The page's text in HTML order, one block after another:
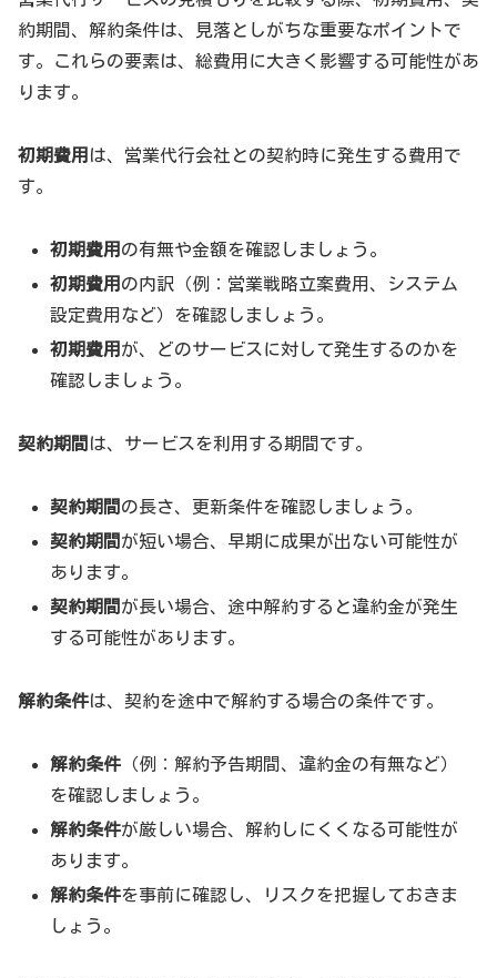
約期間、解約条件は、見落としがちな重要なポイントで
す。これらの要素は、総費用に大きく影響する可能性があ
ります。
初期費用 は、営業代行会社との契約時に発生する費用で
す。
初期費用 の有無や金額を確認しましょう。
初期費用 の内訳（例：営業戦略立案費用、システム
設定費用など）を確認しましょう。
初期費用 が、どのサービスに対して発生するのかを
確認しましょう。
契約期間 は、サービスを利用する期間です。
契約期間 の長さ、更新条件を確認しましょう。
契約期間 が短い場合、早期に成果が出ない可能性が
あります。
契約期間 が長い場合、途中解約すると違約金が発生
する可能性があります。
解約条件は、契約を途中で解約する場合の条件です。
解約条件 （例：解約予告期間、違約金の有無など）
を確認しましょう。
解約条件が厳しい場合、解約しにくくなる可能性が
あります。
解約条件を事前に確認し、リスクを把握しておきま
しょう。